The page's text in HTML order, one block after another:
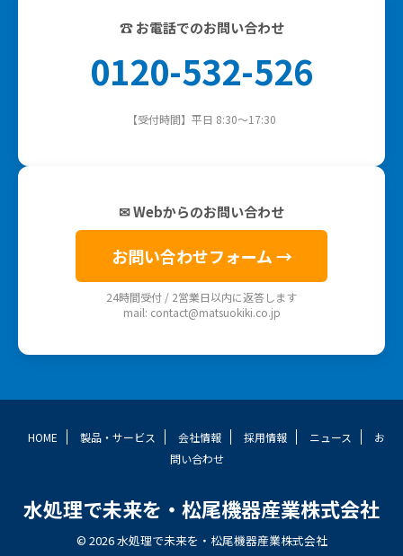
☎ お電話でのお問い合わせ
0120-532-526
【受付時間】平日 8:30～17:30
✉ Webからのお問い合わせ
お問い合わせフォーム →
24時間受付 / 2営業日以内に返答します
mail: contact@matsuokiki.co.jp
HOME 製品・サービス 会社情報 採用情報 ニュース
お
問い合わせ
水処理で未来を・松尾機器産業株式会社
© 2026 水処理で未来を・松尾機器産業株式会社